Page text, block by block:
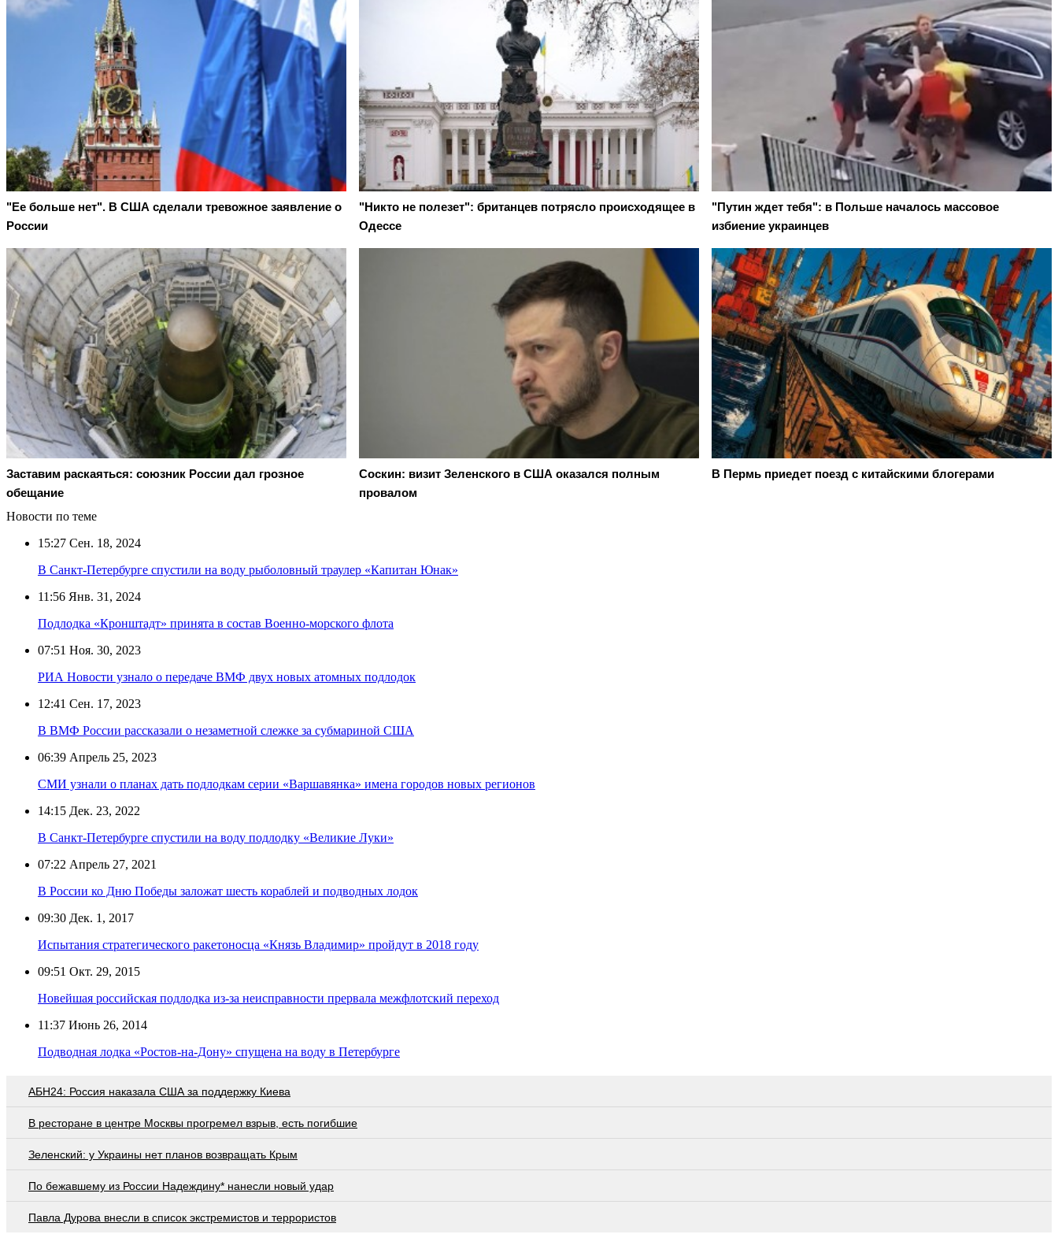
"Ее больше нет". В США сделали тревожное заявление о
России
"Никто не полезет": британцев потрясло происходящее в
Одессе
"Путин ждет тебя": в Польше началось массовое
избиение украинцев
Заставим раскаяться: союзник России дал грозное
обещание
Соскин: визит Зеленского в США оказался полным
провалом
В Пермь приедет поезд с китайскими блогерами
Новости по теме
15:27 Сен. 18, 2024
В Санкт-Петербурге спустили на воду рыболовный траулер «Капитан Юнак»
11:56 Янв. 31, 2024
Подлодка «Кронштадт» принята в состав Военно-морского флота
07:51 Ноя. 30, 2023
РИА Новости узнало о передаче ВМФ двух новых атомных подлодок
12:41 Сен. 17, 2023
В ВМФ России рассказали о незаметной слежке за субмариной США
06:39 Апрель 25, 2023
СМИ узнали о планах дать подлодкам серии «Варшавянка» имена городов новых регионов
14:15 Дек. 23, 2022
В Санкт-Петербурге спустили на воду подлодку «Великие Луки»
07:22 Апрель 27, 2021
В России ко Дню Победы заложат шесть кораблей и подводных лодок
09:30 Дек. 1, 2017
Испытания стратегического ракетоносца «Князь Владимир» пройдут в 2018 году
09:51 Окт. 29, 2015
Новейшая российская подлодка из-за неисправности прервала межфлотский переход
11:37 Июнь 26, 2014
Подводная лодка «Ростов-на-Дону» спущена на воду в Петербурге
АБН24: Россия наказала США за поддержку Киева
В ресторане в центре Москвы прогремел взрыв, есть погибшие
Зеленский: у Украины нет планов возвращать Крым
По бежавшему из России Надеждину* нанесли новый удар
Павла Дурова внесли в список экстремистов и террористов